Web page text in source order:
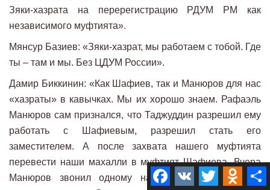
Зяки-хазрата на перерегистрацию РДУМ РМ как
независимого муфтията».
Мянсур Базиев: «Зяки-хазрат, мы работаем с тобой. Где
ты – там и мы. Без ЦДУМ России».
Дамир Биккинин: «Как Шафиев, так и Манюров для нас
«хазраты» в кавычках. Мы их хорошо знаем. Рафаэль
Манюров сам признался, что Таджуддин разрешил ему
работать с Шафиевым, разрешил стать его
заместителем. А после захвата нашего муфтията
перевести наши махалли в муфтият Шафиева. Вчера
Манюров звонил одному нашему имаму, обзывал
Facebook
VK Twitter